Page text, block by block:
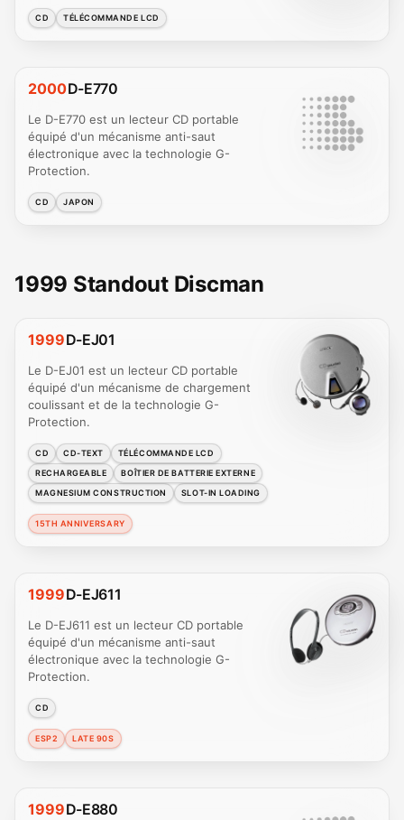
CD TÉLÉCOMMANDE LCD
2000D-E770
Le D-E770 est un lecteur CD portable
équipé d'un mécanisme anti-saut
électronique avec la technologie G-
Protection.
CD JAPON
1999 Standout Discman
1999D-EJ01
Le D-EJ01 est un lecteur CD portable
équipé d'un mécanisme de chargement
coulissant et de la technologie G-
Protection.
CD CD-TEXT
TÉLÉCOMMANDE LCD
RECHARGEABLE
BOÎTIER DE BATTERIE EXTERNE
MAGNESIUM CONSTRUCTION
SLOT-IN LOADING
15TH ANNIVERSARY
1999D-EJ611
Le D-EJ611 est un lecteur CD portable
équipé d'un mécanisme anti-saut
électronique avec la technologie G-
Protection.
CD
ESP2 LATE 90S
1999D-E880